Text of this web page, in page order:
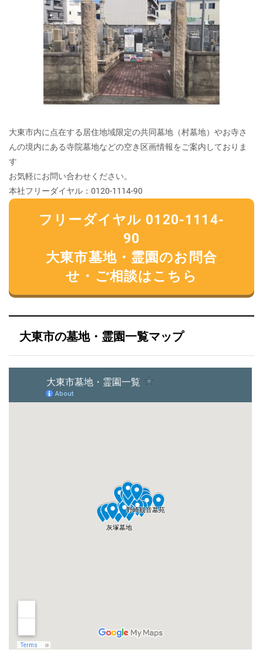
大東市内に点在する居住地域限定の共同墓地（村墓地）やお寺さ
んの境内にある寺院墓地などの空き区画情報をご案内しておりま
す
お気軽にお問い合わせください。
本社フリーダイヤル：0120-1114-90
フリーダイヤル 0120-1114-
90
大東市墓地・霊園のお問合
せ・ご相談はこちら
大東市の墓地・霊園一覧マップ